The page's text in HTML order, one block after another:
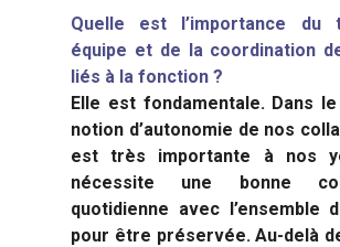
Quelle est l’importance du
équipe et de la coordination
liés à la fonction ?
Elle est fondamentale. Dans
notion d’autonomie de nos
est très importante à nos
nécessite une bonne
quotidienne avec l’ensemble
pour être préservée. Au-delà